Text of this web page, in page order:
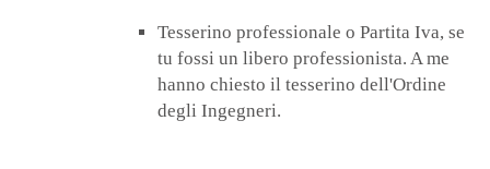
Tesserino professionale o Partita Iva, se
tu fossi un libero professionista. A me
hanno chiesto il tesserino dell'Ordine
degli Ingegneri.